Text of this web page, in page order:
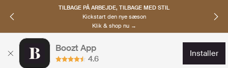
TILBAGE PÅ ARBEJDE, TILBAGE MED STIL
Kickstart den nye sæson
Klik & shop nu →
Boozt App
4.6
installer